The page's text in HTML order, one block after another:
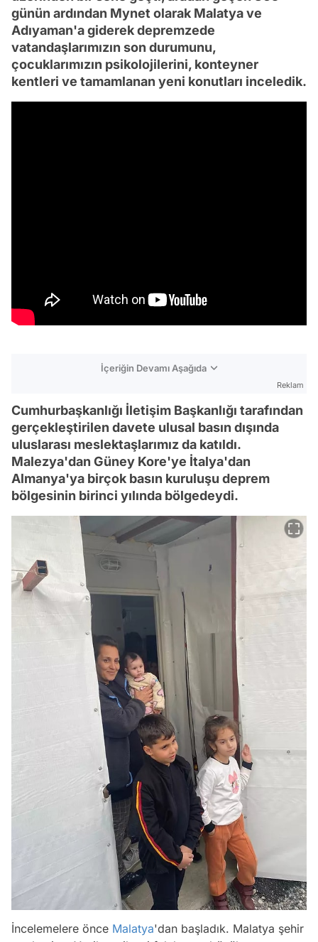
günün ardından Mynet olarak Malatya ve
Adıyaman'a giderek depremzede
vatandaşlarımızın son durumunu,
çocuklarımızın psikolojilerini, konteyner
kentleri ve tamamlanan yeni konutları inceledik.
İçeriğin Devamı Aşağıda
Reklam
Cumhurbaşkanlığı İletişim Başkanlığı tarafından
gerçekleştirilen davete ulusal basın dışında
uluslarası meslektaşlarımız da katıldı.
Malezya'dan Güney Kore'ye İtalya'dan
Almanya'ya birçok basın kuruluşu deprem
bölgesinin birinci yılında bölgedeydi.
İncelemelere önce Malatya'dan başladık. Malatya şehir